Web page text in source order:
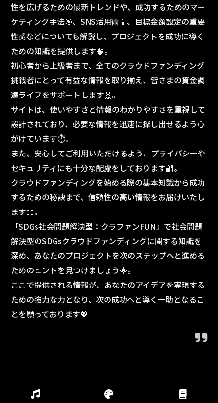
性を広げるための最新トレンドや、成功するためのマー
ケティング手法🎯、SNS活用術📱、目標金額設定の重要
性💰などについても解説し、プロジェクトを成功に導く
ための知識を提供します🧠。
初心者から上級者まで、全てのクラウドファンディング
挑戦者にとって有益な情報を取り揃え、皆さまの資金調
達ライフをサポートします🙌。
サイトは、使いやすさと情報のわかりやすさを重視して
設計されており、必要な情報を迅速に探し出せるよう心
がけています⏱️。
また、安心してご利用いただけるよう、プライバシーや
セキュリティにも十分な配慮をしております🔐。
クラウドファンディングを始める際の基本知識から成功
するための秘訣まで、信頼性の高い情報をお届けいたし
ます📖。
「SDGs社会問題解決型：クラファンFUN」で社会問題
解決型のSDGsクラウドファンディングに関する知識を
深め、あなたのプロジェクトを次のステップへと進める
ためのヒントを見つけましょう🌟。
ここで提供される情報が、あなたのアイデアを実現する
ための強力な力となり、次の成功へと導く一助となるこ
とを願っております💖